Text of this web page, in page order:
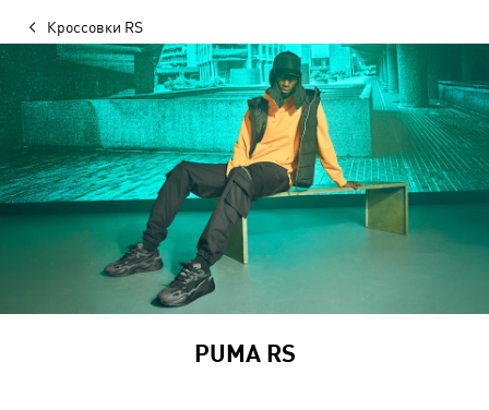
Кроссовки RS
PUMA RS